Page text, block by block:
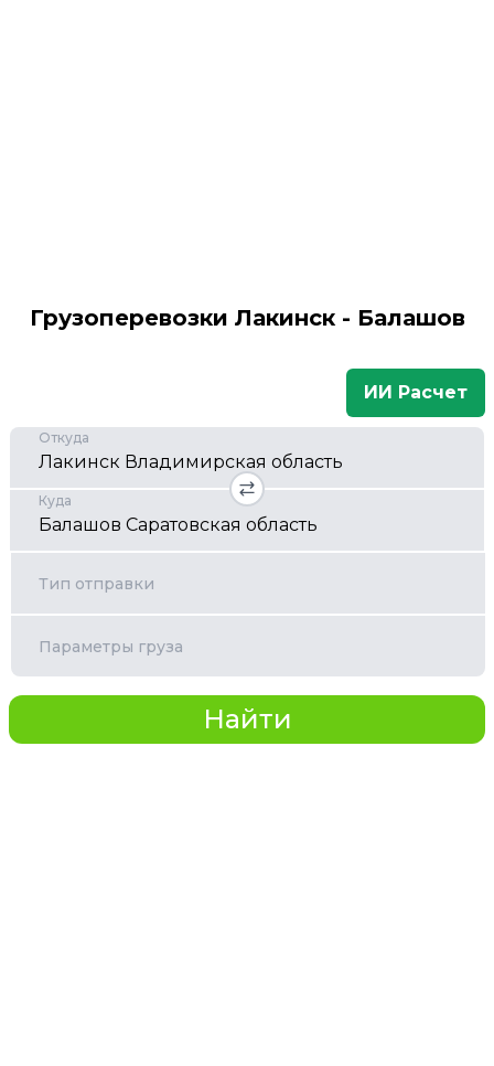
Грузоперевозки Лакинск - Балашов
ИИ Расчет
Откуда
Куда
Тип отправки
Параметры груза
Найти